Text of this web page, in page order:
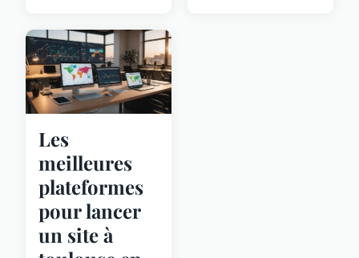
Les
meilleures
plateformes
pour lancer
un site à